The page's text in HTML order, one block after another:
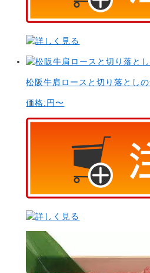
松阪牛肩ロースと切り落とし
価格:円〜